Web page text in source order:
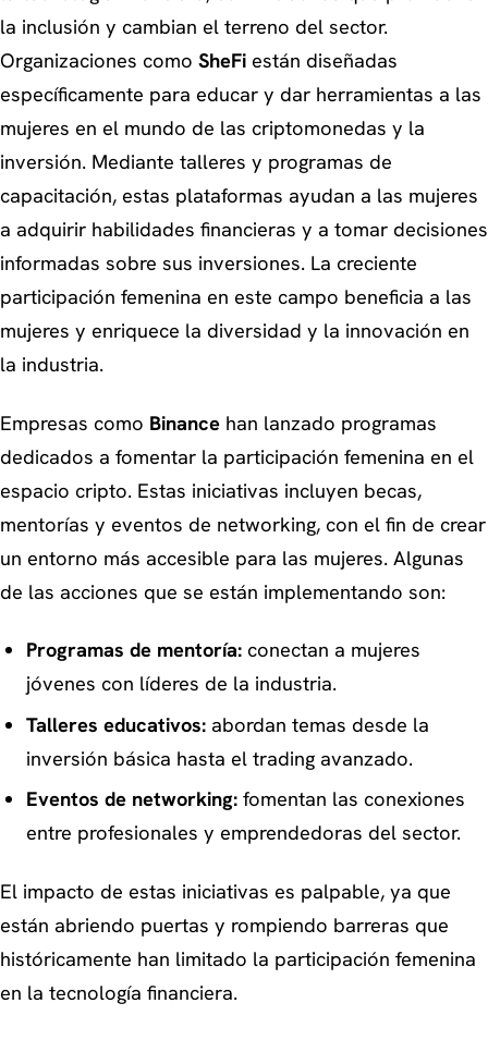
la inclusión y cambian el terreno del sector.
Organizaciones como SheFi están diseñadas
específicamente para educar y dar herramientas a las
mujeres en el mundo de las criptomonedas y la
inversión. Mediante talleres y programas de
capacitación, estas plataformas ayudan a las mujeres
a adquirir habilidades financieras y a tomar decisiones
informadas sobre sus inversiones. La creciente
participación femenina en este campo beneficia a las
mujeres y enriquece la diversidad y la innovación en
la industria.
Empresas como Binance han lanzado programas
dedicados a fomentar la participación femenina en el
espacio cripto. Estas iniciativas incluyen becas,
mentorías y eventos de networking, con el fin de crear
un entorno más accesible para las mujeres. Algunas
de las acciones que se están implementando son:
Programas de mentoría:conectan a mujeres
jóvenes con líderes de la industria.
Talleres educativos:abordan temas desde la
inversión básica hasta el trading avanzado.
Eventos de networking:fomentan las conexiones
entre profesionales y emprendedoras del sector.
El impacto de estas iniciativas es palpable, ya que
están abriendo puertas y rompiendo barreras que
históricamente han limitado la participación femenina
en la tecnología financiera.